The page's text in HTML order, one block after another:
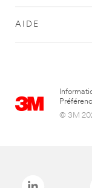
AIDE
© 3M